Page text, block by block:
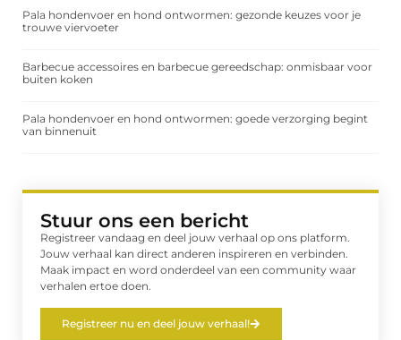
Pala hondenvoer en hond ontwormen: gezonde keuzes voor je
trouwe viervoeter
Barbecue accessoires en barbecue gereedschap: onmisbaar voor
buiten koken
Pala hondenvoer en hond ontwormen: goede verzorging begint
van binnenuit
Stuur ons een bericht
Registreer vandaag en deel jouw verhaal op ons platform.
Jouw verhaal kan direct anderen inspireren en verbinden.
Maak impact en word onderdeel van een community waar
verhalen ertoe doen.
Registreer nu en deel jouw verhaal!